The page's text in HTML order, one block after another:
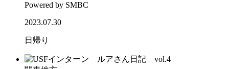
Powered by SMBC
2023.07.30
日帰り